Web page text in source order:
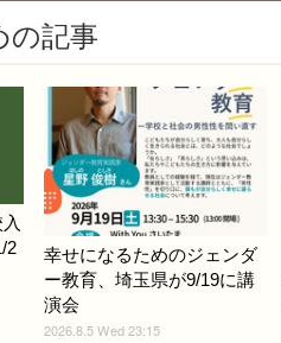
の記事
2
幸せになるためのジェンダ
ー教育、埼玉県が9/19に講
演会
2026.8.5 Wed 23:15